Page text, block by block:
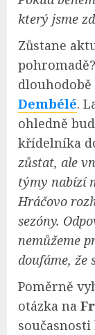
který jsme
Zůstane
Dembélé.
ohledně
křídelníka
zůstat, ale
týmy nabízí
Hráčovo
sezóny.
nemůžeme
doufáme, že
Poměrně
otázka na